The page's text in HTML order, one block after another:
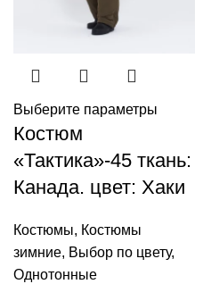
Выберите параметры
Костюм
«Тактика»-45 ткань:
Канада. цвет: Хаки
Костюмы, Костюмы
зимние, Выбор по цвету,
Однотонные